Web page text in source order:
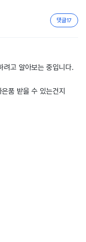
댓글17
려고 알아보는 중입니다.
품 받을 수 있는건지